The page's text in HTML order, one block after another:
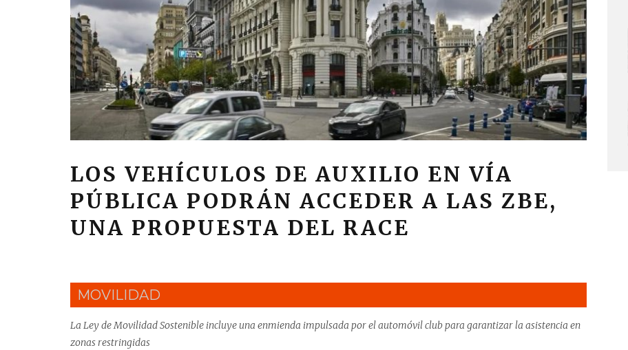
LOS VEHÍCULOS DE AUXILIO EN VÍA
PÚBLICA PODRÁN ACCEDER A LAS ZBE,
UNA PROPUESTA DEL RACE
MOVILIDAD
La Ley de Movilidad Sostenible incluye una enmienda impulsada por el automóvil club para garantizar la asistencia en
zonas restringidas